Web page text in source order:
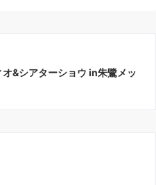
&シアターショウ in朱鷺メッ